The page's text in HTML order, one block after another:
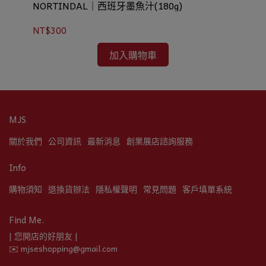
NORTINDAL｜西班牙墨魚汁(180g)
NT$300
加入購物車
MJS
關於我們 公司資訊 最新消息 創業展店諮詢服務
Info
購物須知 退換貨辦法 隱私權聲明 常見問題 客戶填單系統
Find Me.
| 您開店的好朋友 |
✉️ mjseshopping@gmail.com